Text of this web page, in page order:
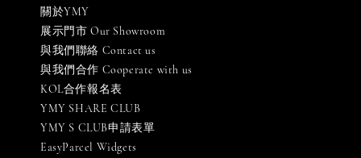
關於YMY
展示門市 Our Showroom
與我們聯絡 Contact us
與我們合作 Cooperate with us
KOL合作報名表
YMY SHARE CLUB
YMY S CLUB申請表單
EasyParcel Widgets